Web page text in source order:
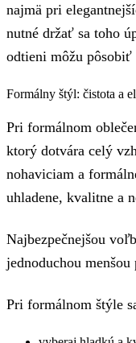
najmä pri
nutné držať sa toho
odtieni môžu
Formálny štýl: čistota a
Pri formálnom
ktorý dotvára celý
nohaviciam a
uhladene, kvalitne a
Najbezpečnejšou
jednoduchou menšou
Pri formálnom štýle